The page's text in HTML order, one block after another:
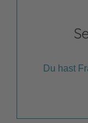
Du hast